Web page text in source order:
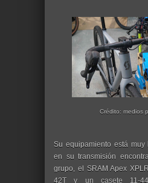
Crédito: medios
Su equipamiento está
en su transmisión
grupo, el SRAM Apex
42T y un casete 11-